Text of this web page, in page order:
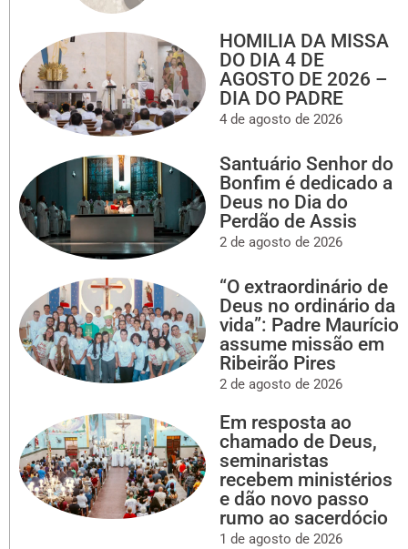
HOMILIA DA MISSA
DO DIA 4 DE
AGOSTO DE 2026 –
DIA DO PADRE
4 de agosto de 2026
Santuário Senhor do
Bonfim é dedicado a
Deus no Dia do
Perdão de Assis
2 de agosto de 2026
“O extraordinário de
Deus no ordinário da
vida”: Padre Maurício
assume missão em
Ribeirão Pires
2 de agosto de 2026
Em resposta ao
chamado de Deus,
seminaristas
recebem ministérios
e dão novo passo
rumo ao sacerdócio
1 de agosto de 2026